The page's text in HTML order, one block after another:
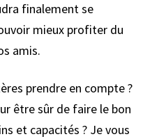
finalement se
mieux profiter du
amis.
prendre en compte ?
être sûr de faire le bon
et capacités ? Je vous